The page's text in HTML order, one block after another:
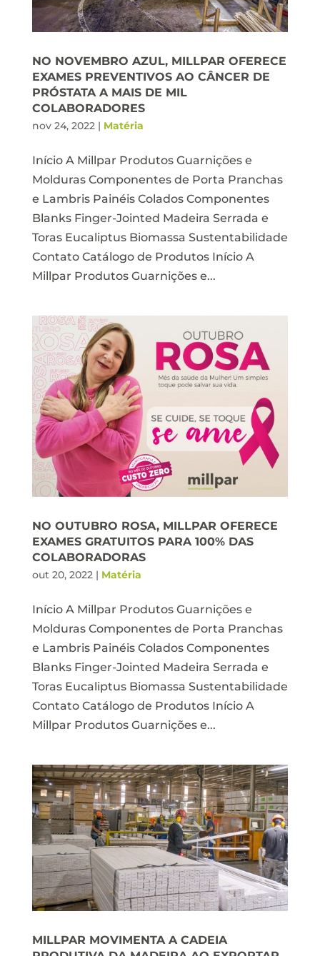
NO NOVEMBRO AZUL, MILLPAR OFERECE
EXAMES PREVENTIVOS AO CÂNCER DE
PRÓSTATA A MAIS DE MIL
COLABORADORES
nov 24, 2022| Matéria
Início A Millpar Produtos Guarnições e
Molduras Componentes de Porta Pranchas
e Lambris Painéis Colados Componentes
Blanks Finger-Jointed Madeira Serrada e
Toras Eucaliptus Biomassa Sustentabilidade
Contato Catálogo de Produtos Início A
Millpar Produtos Guarnições e...
NO OUTUBRO ROSA, MILLPAR OFERECE
EXAMES GRATUITOS PARA 100% DAS
COLABORADORAS
out 20, 2022| Matéria
Início A Millpar Produtos Guarnições e
Molduras Componentes de Porta Pranchas
e Lambris Painéis Colados Componentes
Blanks Finger-Jointed Madeira Serrada e
Toras Eucaliptus Biomassa Sustentabilidade
Contato Catálogo de Produtos Início A
Millpar Produtos Guarnições e...
MILLPAR MOVIMENTA A CADEIA